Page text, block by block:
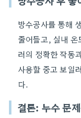
방수공사를 통해
줄어들고, 실내
러의 정확한 작동
사용할 중고 보일
다.
결론: 누수 문